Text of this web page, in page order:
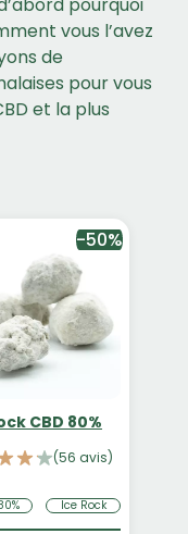
vous l’avez
de
pour vous
et la plus
-50%
CBD 80%
(56 avis)
Ice Rock